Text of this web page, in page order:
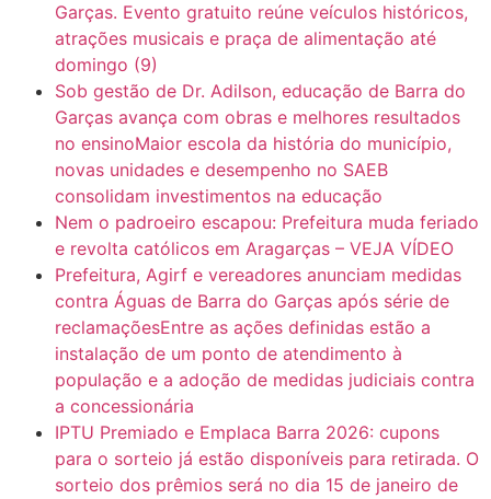
Garças. Evento gratuito reúne veículos históricos,
atrações musicais e praça de alimentação até
domingo (9)
Sob gestão de Dr. Adilson, educação de Barra do
Garças avança com obras e melhores resultados
no ensinoMaior escola da história do município,
novas unidades e desempenho no SAEB
consolidam investimentos na educação
Nem o padroeiro escapou: Prefeitura muda feriado
e revolta católicos em Aragarças – VEJA VÍDEO
Prefeitura, Agirf e vereadores anunciam medidas
contra Águas de Barra do Garças após série de
reclamaçõesEntre as ações definidas estão a
instalação de um ponto de atendimento à
população e a adoção de medidas judiciais contra
a concessionária
IPTU Premiado e Emplaca Barra 2026: cupons
para o sorteio já estão disponíveis para retirada. O
sorteio dos prêmios será no dia 15 de janeiro de